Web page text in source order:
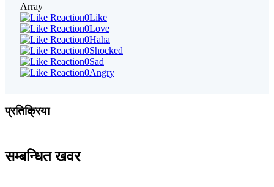
Array
0Like
0Love
0Haha
0Shocked
0Sad
0Angry
प्रतिक्रिया
सम्बन्धित खवर